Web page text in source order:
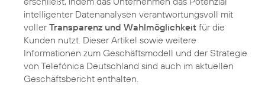
intelligenter Datenanalysen verantwortungsvoll mit
vollerTransparenz und Wahlmöglichkeit für die
Kunden nutzt. Dieser Artikel sowie weitere
Informationen zum Geschäftsmodell und der Strategie
von Telefónica Deutschland sind auch im aktuellen
Geschäftsbericht enthalten.